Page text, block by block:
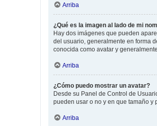
Arriba
¿Qué es la imagen al lado de mi
Hay dos imágenes que pueden
del usuario, generalmente en forma
conocida como avatar y
Arriba
¿Cómo puedo mostrar un avatar?
Desde su Panel de Control de
pueden usar o no y en que tamaño
Arriba